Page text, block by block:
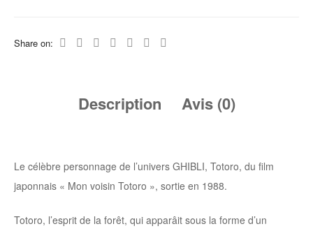
Share on:
Description Avis (0)
Le célèbre personnage de l’univers GHIBLI, Totoro, du film
japonnais « Mon voisin Totoro », sortie en 1988.
Totoro, l’esprit de la forêt, qui apparâit sous la forme d’un